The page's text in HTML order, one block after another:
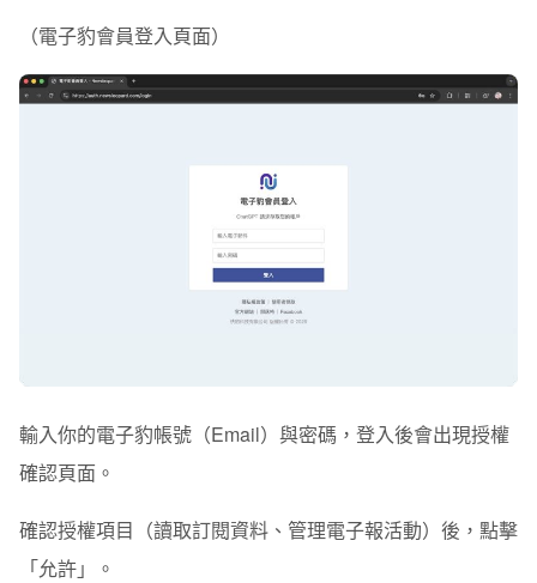
（電子豹會員登入頁面）
輸入你的電子豹帳號（Email）與密碼 ，登入後會出現授權
確認頁面。
確認授權項目（讀取訂閱資料、管理電子報活動）後，點擊
「允許」。